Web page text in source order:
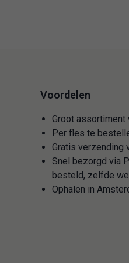
Voordelen
Groot assortiment
Per fles te
Gratis verzending
Snel bezorgd via
besteld, zelfde
Ophalen in